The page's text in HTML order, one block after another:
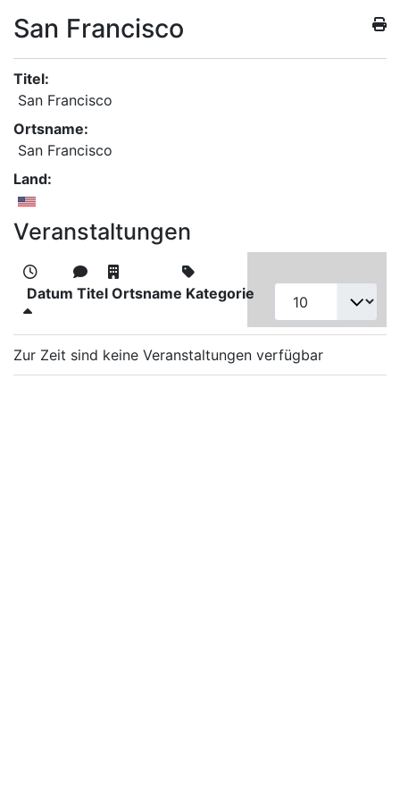
San Francisco
Titel:
San Francisco
Ortsname:
San Francisco
Land:
Veranstaltungen
Datum Titel Ortsname Kategorie
Zur Zeit sind keine Veranstaltungen verfügbar